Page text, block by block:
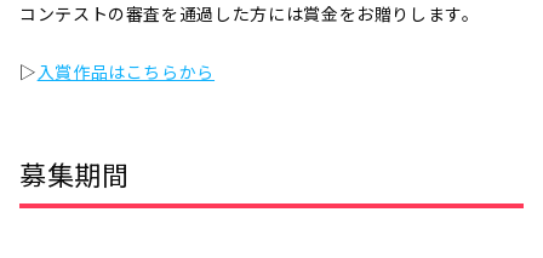
コンテストの審査を通過した方には賞金をお贈りします。
▷入賞作品はこちらから
募集期間